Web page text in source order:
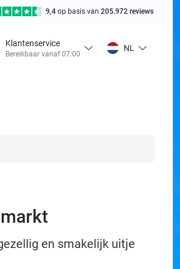
9,4 op basis van 205.972 reviews
Klantenservice
Bereikbaar vanaf 07:00
NL
en smakelijk uitje